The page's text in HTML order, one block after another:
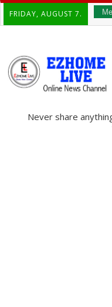
FRIDAY, AUGUST 7.
Never share